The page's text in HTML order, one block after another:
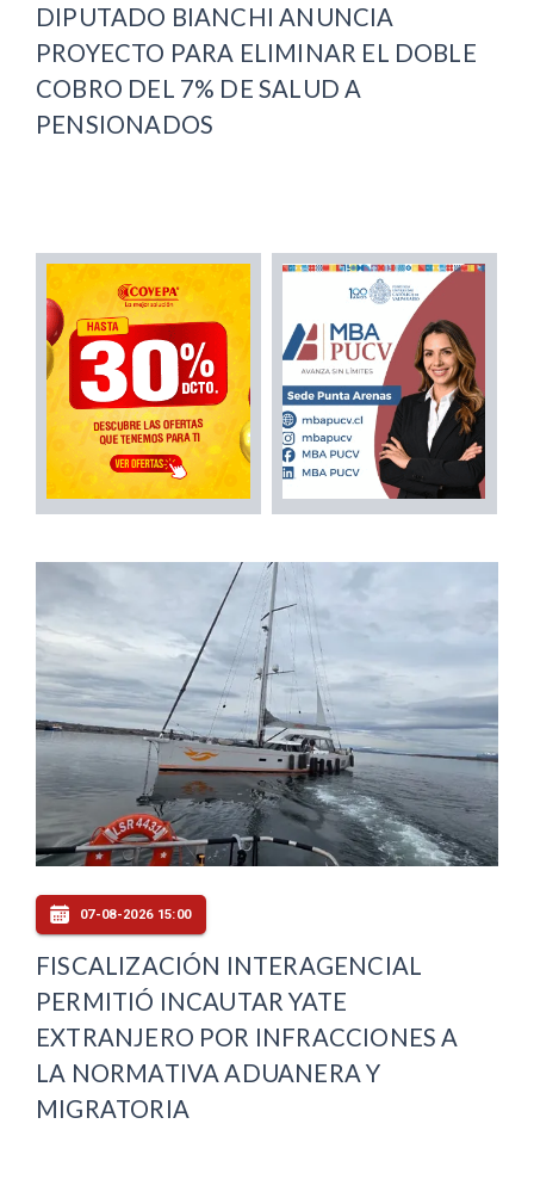
DIPUTADO BIANCHI ANUNCIA
PROYECTO PARA ELIMINAR EL DOBLE
COBRO DEL 7% DE SALUD A
PENSIONADOS
07-08-2026 15:00
FISCALIZACIÓN INTERAGENCIAL
PERMITIÓ INCAUTAR YATE
EXTRANJERO POR INFRACCIONES A
LA NORMATIVA ADUANERA Y
MIGRATORIA